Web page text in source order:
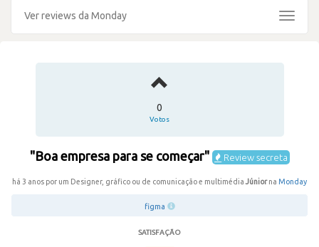
Ver reviews da Monday
Toggle
0
Votos
"Boa empresa para se começar" Review secreta
há 3 anos por um Designer, gráfico ou de comunicação e multimédia Júniorna Monday
figma
SATISFAÇÃO